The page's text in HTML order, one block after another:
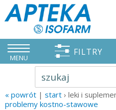
MENU
FILTRY
szukaj
« powrót | start › leki i
problemy kostno-stawowe